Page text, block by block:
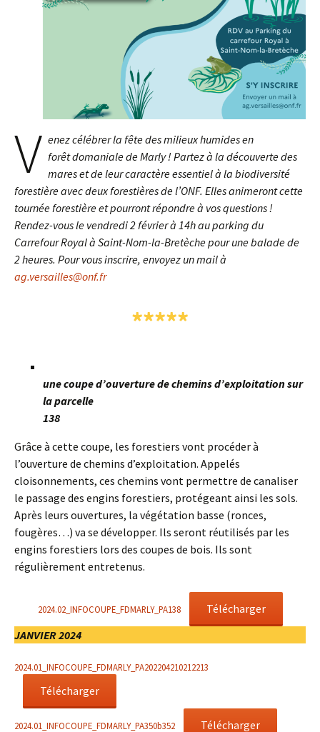
V enez célébrer la fête des milieux humides en
forêt domaniale de Marly ! Partez à la découverte des
mares et de leur caractère essentiel à la biodiversité
forestière avec deux forestières de l’ONF. Elles animeront cette
tournée forestière et pourront répondre à vos questions !
Rendez-vous le vendredi 2 février à 14h au parking du
Carrefour Royal à Saint-Nom-la-Bretèche pour une balade de
2 heures. Pour vous inscrire, envoyez un mail à
ag.versailles@onf.fr
*****
une coupe d’ouverture de chemins d’exploitation sur
la parcelle
138
Grâce à cette coupe, les forestiers vont procéder à
l’ouverture de chemins d’exploitation. Appelés
cloisonnements, ces chemins vont permettre de canaliser
le passage des engins forestiers, protégeant ainsi les sols.
Après leurs ouvertures, la végétation basse (ronces,
fougères…) va se développer. Ils seront réutilisés par les
engins forestiers lors des coupes de bois. Ils sont
régulièrement entretenus.
2024.02_INFOCOUPE_FDMARLY_PA138
Télécharger
JANVIER 2024
2024.01_INFOCOUPE_FDMARLY_PA202204210212213
Télécharger
2024.01_INFOCOUPE_FDMARLY_PA350b352
Télécharger